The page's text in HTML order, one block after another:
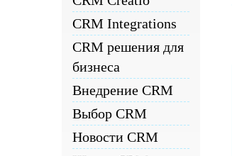
CRM Integrations
CRM решения для
бизнеса
Внедрение CRM
Выбор CRM
Новости CRM